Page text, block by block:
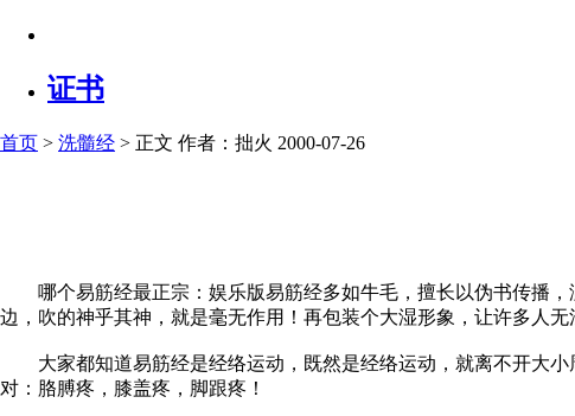
证书
首页 > 洗髓经 > 正文 作者：拙火 2000-07-26
哪个易筋经最正宗：娱乐版易筋经多如牛毛，擅长以伪书传播，
边，吹的神乎其神，就是毫无作用！再包装个大湿形象，让许多人无
大家都知道易筋经是经络运动，既然是经络运动，就离不开大小
对：胳膊疼，膝盖疼，脚跟疼！